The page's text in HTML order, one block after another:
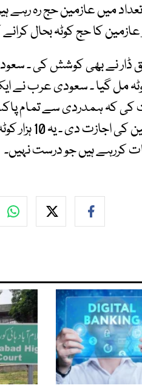
میں عازمین حج رہ رہے
ڈار نے بھی کوشش کی ۔
کہ ہمدردی سے تمام
سعودی حکومت
کررہے ہیں جو درست نہیں۔